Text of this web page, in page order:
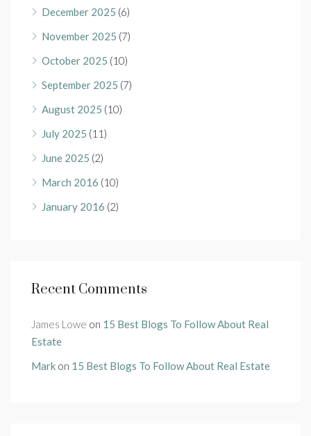
December 2025 (6)
November 2025 (7)
October 2025 (10)
September 2025 (7)
August 2025 (10)
July 2025 (11)
June 2025 (2)
March 2016 (10)
January 2016 (2)
Recent Comments
James Lowe on 15 Best Blogs To Follow About Real
Estate
Mark on 15 Best Blogs To Follow About Real Estate